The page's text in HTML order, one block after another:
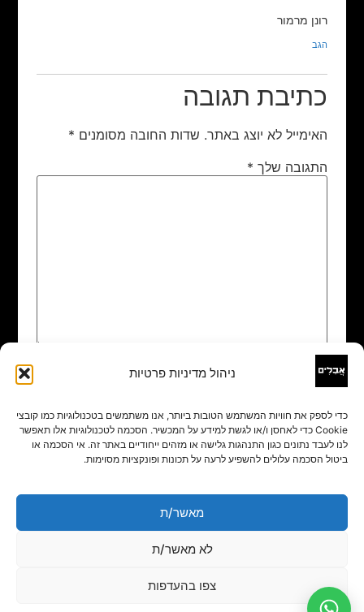
ניהול מדיניות פרטיות
כדי לספק את חוויות המשתמש הטובות ביותר, אנו משתמשים בטכנולוגיות כמו קובצי
Cookie כדי לאחסן ו/או לגשת למידע על המכשיר. הסכמה לטכנולוגיות אלו תאפשר
לנו לעבד נתונים כגון התנהגות גלישה או מזהים ייחודיים באתר זה. אי הסכמה או
ביטול הסכמה עלולים להשפיע לרעה על תכונות ופונקציות מסוימות.
מאשר/ת
לא מאשר/ת
צפו בהעדפות
רונן מרמור
הגב
כתיבת תגובה
האימייל לא יוצג באתר. שדות החובה מסומנים *
התגובה שלך *
שם
אימייל*